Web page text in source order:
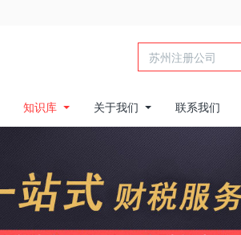
知识库 关于我们 联系我们